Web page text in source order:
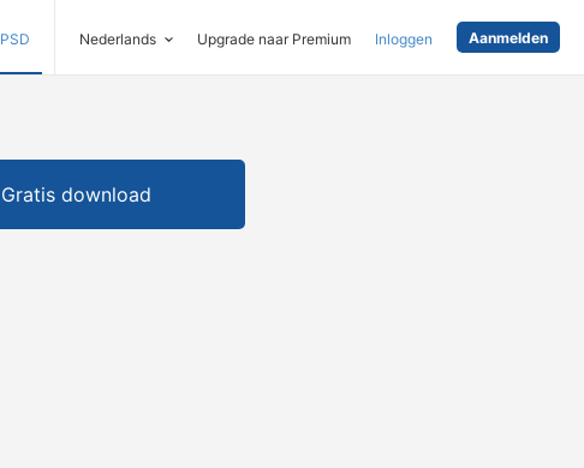
PSD Nederlands Upgrade naar Premium Inloggen Aanmelden
Gratis download